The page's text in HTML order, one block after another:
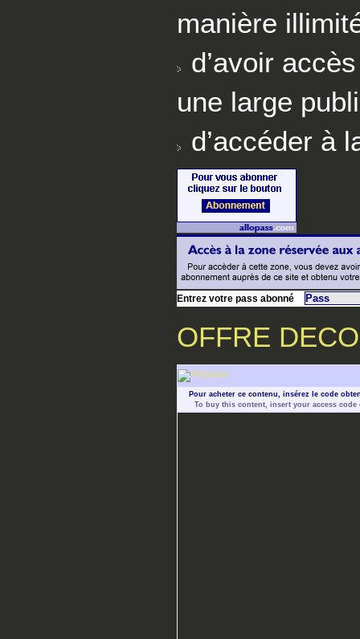
manière
d’avoir
une large
d’accéder à
Entrez votre pass abonné
OFFRE
Pour acheter ce contenu, insérez le code
To buy this content, insert your access